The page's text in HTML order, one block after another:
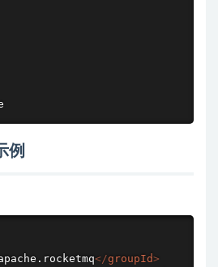
例
</groupId>